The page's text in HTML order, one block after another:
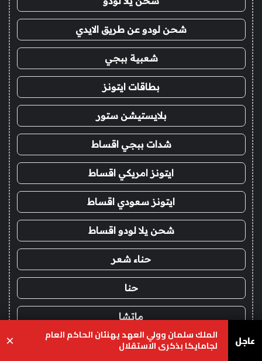
شحن لودو عن طريق الايدي
شعبية ببجي
بطاقات ايتونز
بلايستيشن ستور
شدات ببجي اقساط
ايتونز امريكي اقساط
ايتونز سعودي اقساط
شحن يلا لودو اقساط
حناء شعر
حنا
ماتشا
شاي ماتشا
عاجل الملك سلمان وولي العهد يهنئان الحاكم العام
لجامايكا بذكرى الاستقلال ×